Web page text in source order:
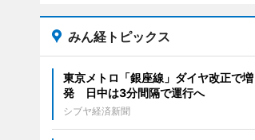
みん経トピックス
東京メトロ「銀座線」ダイヤ改正で増
発 日中は3分間隔で運行へ
シブヤ経済新聞